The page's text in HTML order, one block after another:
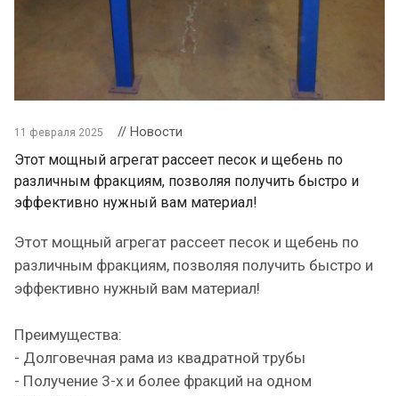
11 февраля 2025 // Новости
Этот мощный агрегат рассеет песок и щебень по
различным фракциям, позволяя получить быстро и
эффективно нужный вам материал!
Этот мощный агрегат рассеет песок и щебень по
различным фракциям, позволяя получить быстро и
эффективно нужный вам материал!
Преимущества:
- Долговечная рама из квадратной трубы
- Получение 3-х и более фракций на одном